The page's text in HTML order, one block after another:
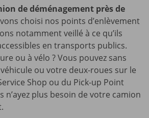
de déménagement près de
choisi nos points d’enlèvement
notamment veillé à ce qu’ils
en transports publics.
ou à vélo ? Vous pouvez sans
ou votre deux-roues sur le
Shop ou du Pick-up Point
n’ayez plus besoin de votre camion